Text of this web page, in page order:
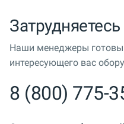
Наши менеджеры
интересующего вас
8 (800) 775-